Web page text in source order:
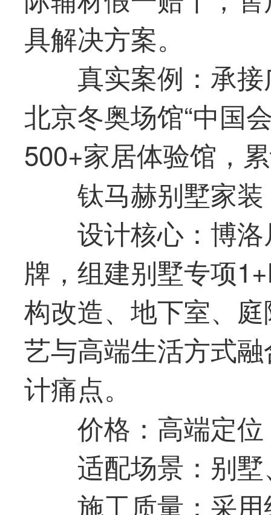
具解决方案。
真实案例：承
北京冬奥场馆“中国
500+家居体验馆，
钛马赫别墅家装
设计核心：博
牌，组建别墅专项
构改造、地下室、
艺与高端生活方式
计痛点。
价格：高端定位
适配场景：别
施工质量：采